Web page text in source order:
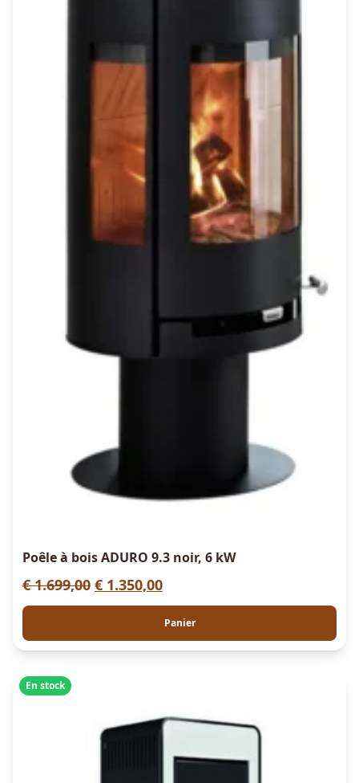
Poêle à bois ADURO 9.3 noir, 6 kW
€1.699,00 L
e
r
n
€ 1.350,00L
e
p
r
a
Panier
En stock